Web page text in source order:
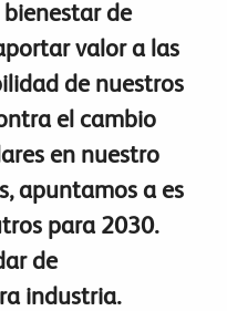
de
valor a las
de nuestros
el cambio
en nuestro
apuntamos a es
para 2030.
de
industria.